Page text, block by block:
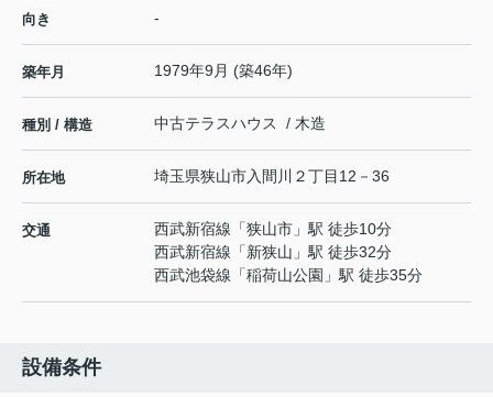
向き -
築年月 1979年9月 (築46年)
種別 / 構造 中古テラスハウス / 木造
所在地 埼玉県狭山市入間川 ２丁目12－36
交通 西武新宿線 「狭山市 」駅 徒歩10分
西武新宿線 「新狭山 」駅 徒歩32分
西武池袋線 「稲荷山公園 」駅 徒歩35分
設備条件